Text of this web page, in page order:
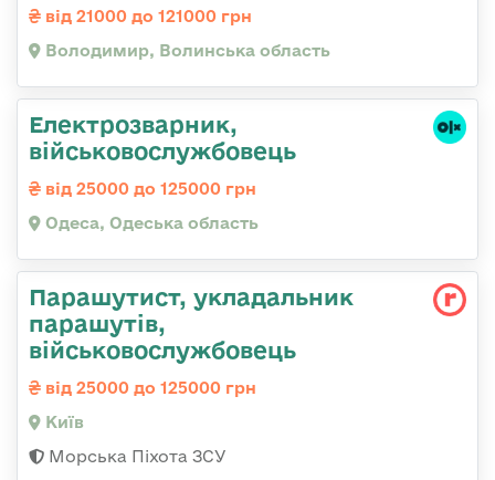
від 21000 до 121000 грн
Володимир, Волинська область
Електрозварник,
військовослужбовець
від 25000 до 125000 грн
Одеса, Одеська область
Парашутист, укладальник
парашутів,
військовослужбовець
від 25000 до 125000 грн
Київ
Морська Піхота ЗСУ